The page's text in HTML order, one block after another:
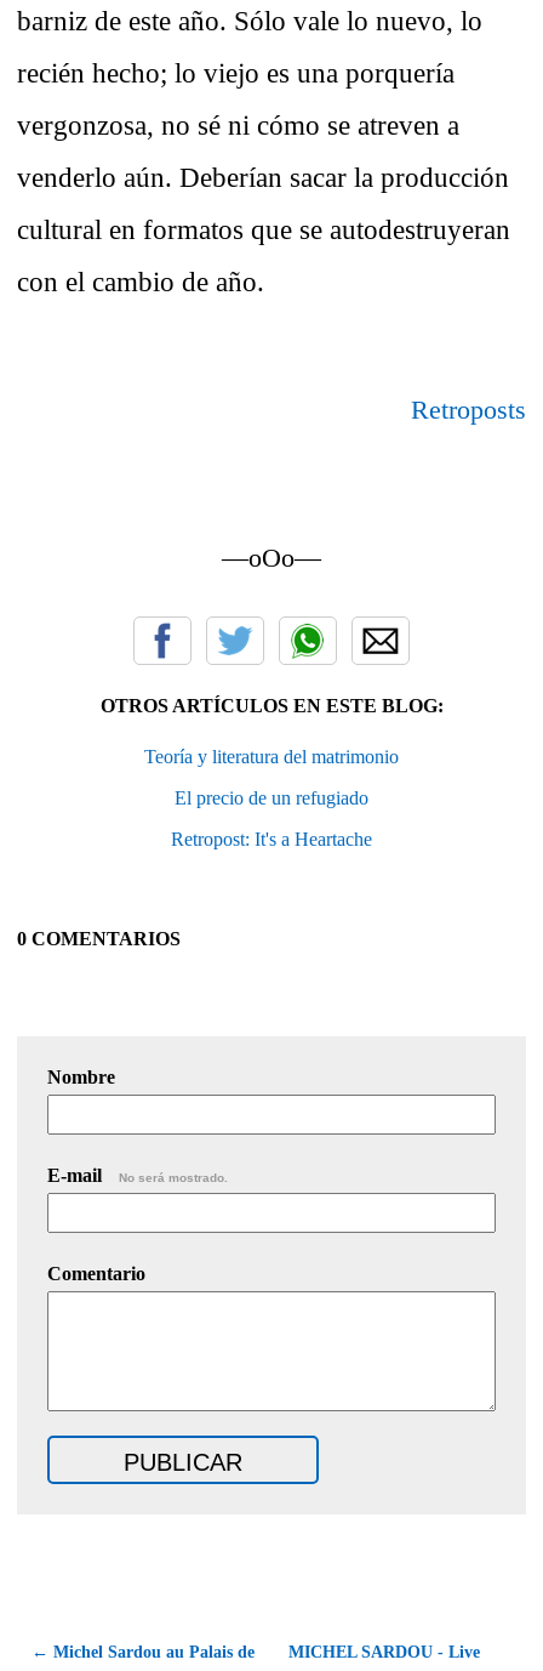
barniz de este año. Sólo vale lo nuevo, lo
recién hecho; lo viejo es una porquería
vergonzosa, no sé ni cómo se atreven a
venderlo aún. Deberían sacar la producción
cultural en formatos que se autodestruyeran
con el cambio de año.
Retroposts
—oOo—
OTROS ARTÍCULOS EN ESTE BLOG:
Teoría y literatura del matrimonio
El precio de un refugiado
Retropost: It's a Heartache
0 COMENTARIOS
Nombre
E-mail No será mostrado.
Comentario
← Michel Sardou au Palais de MICHEL SARDOU - Live